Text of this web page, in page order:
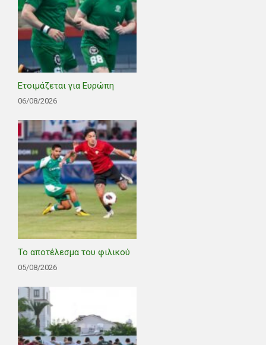
Ετοιμάζεται για Ευρώπη
06/08/2026
Το αποτέλεσμα του φιλικού
05/08/2026